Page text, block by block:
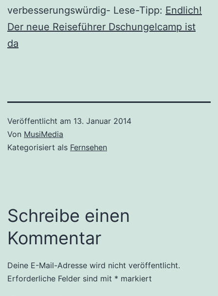
verbesserungswürdig- Lese-Tipp: Endlich!
Der neue Reiseführer Dschungelcamp ist
da
Veröffentlicht am 13. Januar 2014
Von MusiMedia
Kategorisiert als Fernsehen
Schreibe einen
Kommentar
Deine E-Mail-Adresse wird nicht veröffentlicht.
Erforderliche Felder sind mit * markiert